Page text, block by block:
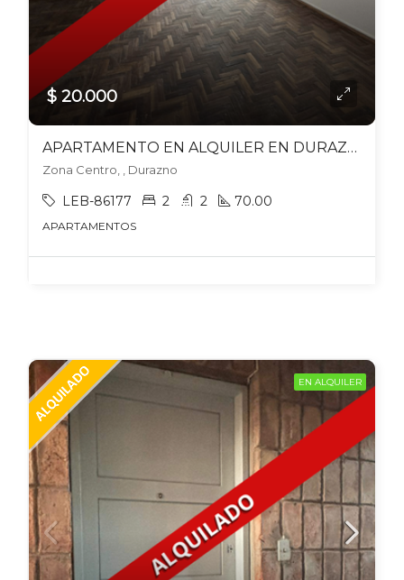
$ 20.000
APARTAMENTO EN ALQUILER EN DURAZNO
Zona Centro, , Durazno
LEB-86177 2 2 70.00
APARTAMENTOS
EN ALQUILER